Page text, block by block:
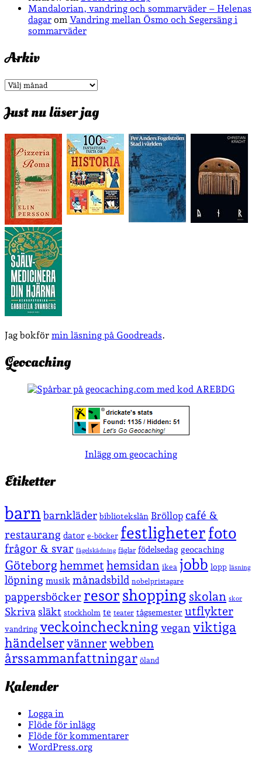
Mandalorian, vandring och sommarväder – Helenas
dagar om Vandring mellan Ösmo och Segersäng i
sommarväder
Arkiv
Arkiv
Just nu läser jag
Jag bokför min läsning på Goodreads.
Geocaching
Inlägg om geocaching
Etiketter
barnbarnkläder bibliotekslån Bröllop café &
restaurang dator e-böcker festligheterfoto
frågor & svar fågelskådning fåglar födelsedag geocaching
Göteborghemmet hemsidan ikea jobb lopp läsning
löpning musik månadsbild nobelpristagare
pappersböcker resor shopping skolan skor
Skriva släkt stockholm te teater tågsemester utflykter
vandring veckoincheckning vegan viktiga
händelservänner webben
årssammanfattningar öland
Kalender
Logga in
Flöde för inlägg
Flöde för kommentarer
WordPress.org